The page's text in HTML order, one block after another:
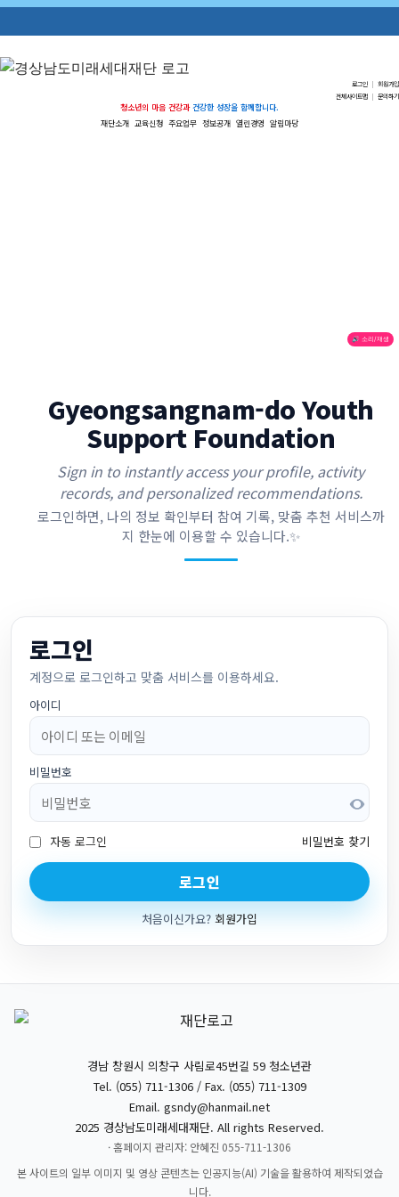
로그인 | 회원가입
전체사이트맵 | 문의하기
청소년의 마음 건강과 건강한 성장을 함께합니다.
재단소개 교육신청 주요업무 정보공개 열린경영 알림마당
🔊 소리/재생
Gyeongsangnam-do Youth
Support Foundation
Sign in to instantly access your profile, activity
records, and personalized recommendations.
로그인하면, 나의 정보 확인부터 참여 기록, 맞춤 추천 서비스까
지 한눈에 이용할 수 있습니다.✨
로그인
계정으로 로그인하고 맞춤 서비스를 이용하세요.
아이디
비밀번호
자동 로그인 비밀번호 찾기
로그인
처음이신가요? 회원가입
경남 창원시 의창구 사림로45번길 59 청소년관
Tel. (055) 711-1306 / Fax. (055) 711-1309
Email. gsndy@hanmail.net
2025 경상남도미래세대재단. All rights Reserved.
· 홈페이지 관리자: 안혜진 055-711-1306
본 사이트의 일부 이미지 및 영상 콘텐츠는 인공지능(AI) 기술을 활용하여 제작되었습
니다.